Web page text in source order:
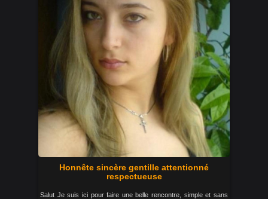
Honnête sincère gentille attentionné
respectueuse
Salut Je suis ici pour faire une belle rencontre, simple et sans